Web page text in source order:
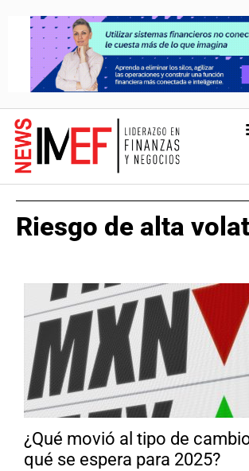
Riesgo de alta
¿Qué movió al tipo de
qué se espera para 2025?